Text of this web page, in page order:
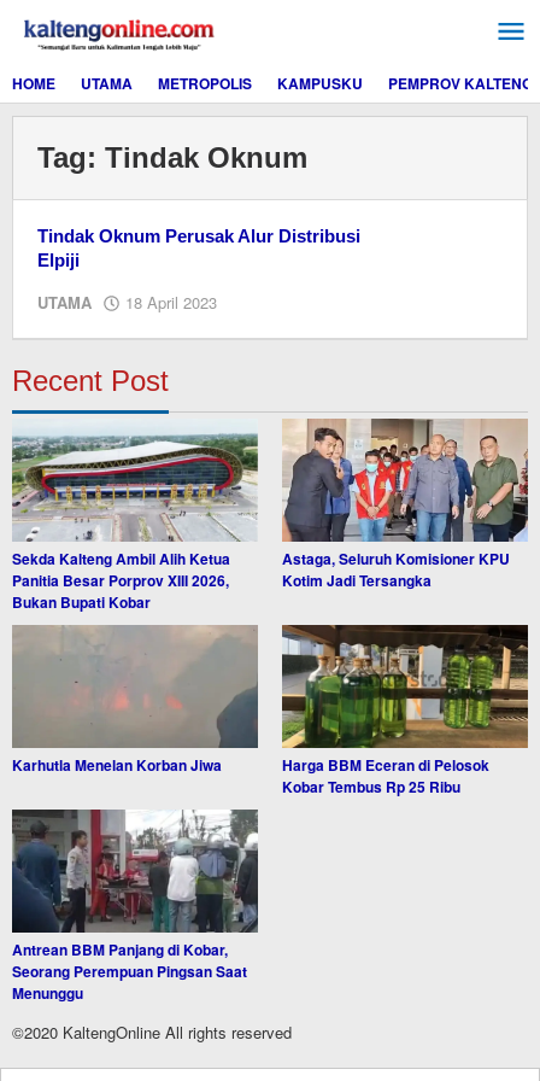
konten
HOME
UTAMA METROPOLIS KAMPUSKU PEMPROV KALTENG
Tag: Tindak Oknum
Tindak Oknum Perusak Alur Distribusi
Elpiji
UTAMA 18 April 2023
Recent Post
Sekda Kalteng Ambil Alih Ketua
Panitia Besar Porprov XIII 2026,
Bukan Bupati Kobar
Astaga, Seluruh Komisioner KPU
Kotim Jadi Tersangka
Karhutla Menelan Korban Jiwa
Harga BBM Eceran di Pelosok
Kobar Tembus Rp 25 Ribu
Antrean BBM Panjang di Kobar,
Seorang Perempuan Pingsan Saat
Menunggu
©2020 KaltengOnline All rights reserved